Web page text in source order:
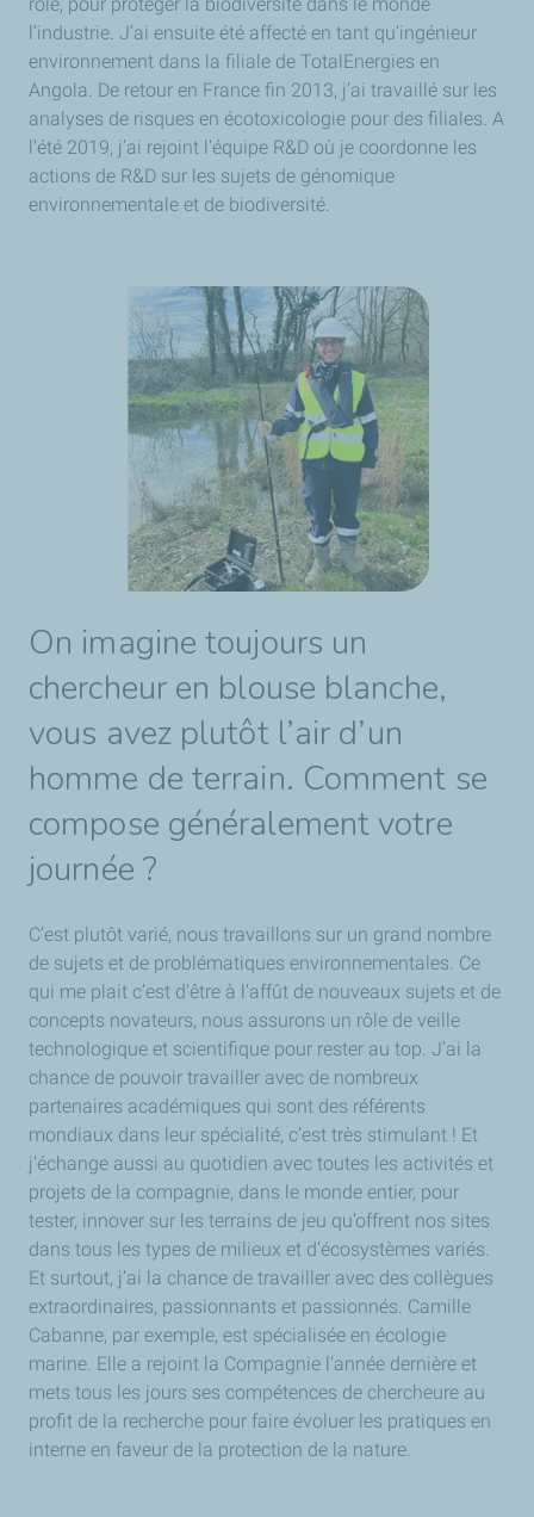
l’industrie. J’ai ensuite été affecté en tant qu’ingénieur
environnement dans la filiale de TotalEnergies en
Angola. De retour en France fin 2013, j’ai travaillé sur les
analyses de risques en écotoxicologie pour des filiales. A
l'été 2019, j’ai rejoint l'équipe R&D où je coordonne les
actions de R&D sur les sujets de génomique
environnementale et de biodiversité.
On imagine toujours un
chercheur en blouse blanche,
vous avez plutôt l’air d’un
homme de terrain. Comment se
compose généralement votre
journée ?
C’est plutôt varié, nous travaillons sur un grand nombre
de sujets et de problématiques environnementales. Ce
qui me plait c’est d’être à l’affût de nouveaux sujets et de
concepts novateurs, nous assurons un rôle de veille
technologique et scientifique pour rester au top. J’ai la
chance de pouvoir travailler avec de nombreux
partenaires académiques qui sont des référents
mondiaux dans leur spécialité, c’est très stimulant ! Et
j’échange aussi au quotidien avec toutes les activités et
projets de la compagnie, dans le monde entier, pour
tester, innover sur les terrains de jeu qu’offrent nos sites
dans tous les types de milieux et d’écosystèmes variés.
Et surtout, j’ai la chance de travailler avec des collègues
extraordinaires, passionnants et passionnés. Camille
Cabanne, par exemple, est spécialisée en écologie
marine. Elle a rejoint la Compagnie l’année dernière et
mets tous les jours ses compétences de chercheure au
profit de la recherche pour faire évoluer les pratiques en
interne en faveur de la protection de la nature.